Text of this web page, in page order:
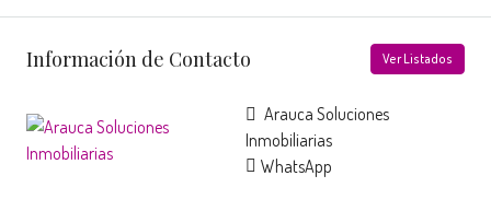
Información de Contacto Ver Listados
Arauca Soluciones
Inmobiliarias
WhatsApp